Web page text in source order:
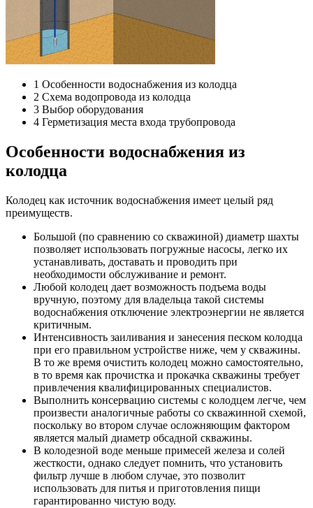
1 Особенности водоснабжения из колодца
2 Схема водопровода из колодца
3 Выбор оборудования
4 Герметизация места входа трубопровода
Особенности водоснабжения из
колодца
Колодец как источник водоснабжения имеет целый ряд
преимуществ.
Большой (по сравнению со скважиной) диаметр шахты
позволяет использовать погружные насосы, легко их
устанавливать, доставать и проводить при
необходимости обслуживание и ремонт.
Любой колодец дает возможность подъема воды
вручную, поэтому для владельца такой системы
водоснабжения отключение электроэнергии не является
критичным.
Интенсивность заиливания и занесения песком колодца
при его правильном устройстве ниже, чем у скважины.
В то же время очистить колодец можно самостоятельно,
в то время как прочистка и прокачка скважины требует
привлечения квалифицированных специалистов.
Выполнить консервацию системы с колодцем легче, чем
произвести аналогичные работы со скважинной схемой,
поскольку во втором случае осложняющим фактором
является малый диаметр обсадной скважины.
В колодезной воде меньше примесей железа и солей
жесткости, однако следует помнить, что установить
фильтр лучше в любом случае, это позволит
использовать для питья и приготовления пищи
гарантированно чистую воду.